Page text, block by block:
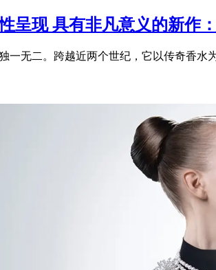
呈现 具有非凡意义的新作
一无二。跨越近两个世纪，它以传奇香水